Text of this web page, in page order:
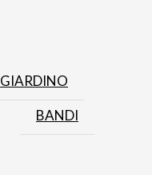
GIARDINO
BANDI